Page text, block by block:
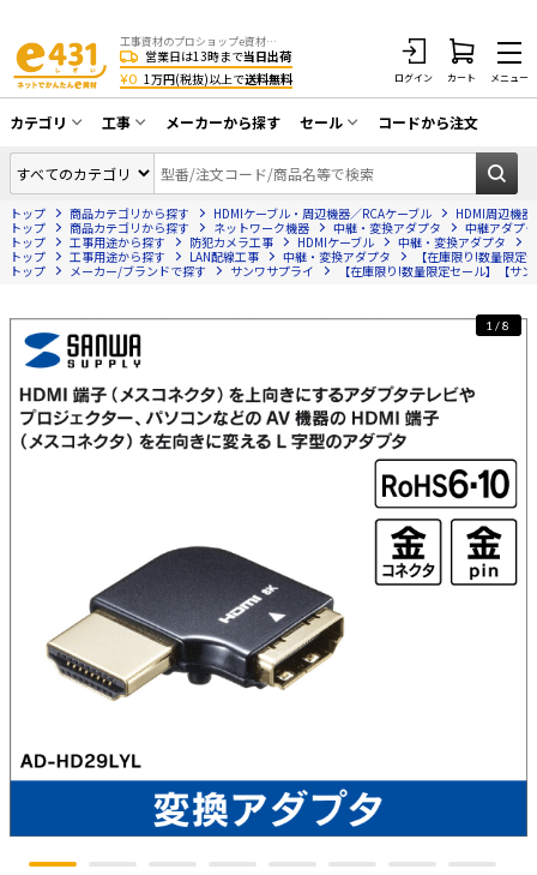
工事資材のプロショップe資材 CATV・アンテナ・防犯・光・LAN・電気・空調工事など
営業日は13時まで当日出荷
¥0 1万円(税抜)以上で送料無料 ログイン カート メニュー
カテゴリ
同軸ケーブル／テレビ用接栓／関連工具
アンテナ・取付金具・ブースター／CATV
部材類
配線補助具（モール・結束バンド・テー
プ類 他）
HDMIケーブル・周辺機器／RCAケーブル
電話線／コネクタ／アダプタ
光ファイバー・融着接続機関連
エアコン・換気扇・空調資材
太陽光発電ケーブル・コネクタ・関連資
材/機器
電源ケーブル／コネクタ／分電盤／ブレ
ーカ
電源タップ・延長コード
スイッチ・コンセント（配線器具）
工事
CATV・アンテナ工事
光工事・FTTH工事
エアコン・換気扇工事
電話工事
電気配管工事
ホテル・病院向け
メーカーから探す セール
在庫一掃セール
コードから注文
トップ 商品カテゴリから探す HDMIケーブル・周辺機器／RCAケーブル
HDMI周辺機器
トップ
商品カテゴリから探す ネットワーク機器 中継・変換アダプタ
中継アダプタ
トップ
工事用途から探す 防犯カメラ工事 HDMIケーブル 中継・変換アダプタ
トップ
工事用途から探す LAN配線工事 中継・変換アダプタ
【在庫限り!数量限定
トップ
メーカー/ブランドで探す サンワサプライ 【在庫限り!数量限定セール】【サ
1/8